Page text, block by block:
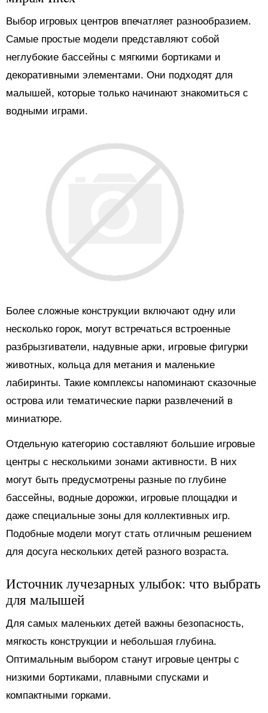
Выбор игровых центров впечатляет разнообразием.
Самые простые модели представляют собой
неглубокие бассейны с мягкими бортиками и
декоративными элементами. Они подходят для
малышей, которые только начинают знакомиться с
водными играми.
Более сложные конструкции включают одну или
несколько горок, могут встречаться встроенные
разбрызгиватели, надувные арки, игровые фигурки
животных, кольца для метания и маленькие
лабиринты. Такие комплексы напоминают сказочные
острова или тематические парки развлечений в
миниатюре.
Отдельную категорию составляют большие игровые
центры с несколькими зонами активности. В них
могут быть предусмотрены разные по глубине
бассейны, водные дорожки, игровые площадки и
даже специальные зоны для коллективных игр.
Подобные модели могут стать отличным решением
для досуга нескольких детей разного возраста.
Источник лучезарных улыбок: что выбрать
для малышей
Для самых маленьких детей важны безопасность,
мягкость конструкции и небольшая глубина.
Оптимальным выбором станут игровые центры с
низкими бортиками, плавными спусками и
компактными горками.